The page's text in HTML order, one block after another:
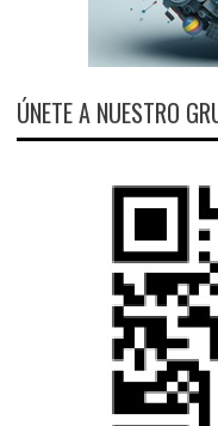
ÚNETE A NUESTRO